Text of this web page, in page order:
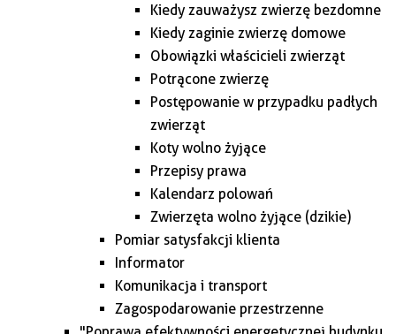
Kiedy zauważysz zwierzę bezdomne
Kiedy zaginie zwierzę domowe
Obowiązki właścicieli zwierząt
Potrącone zwierzę
Postępowanie w przypadku padłych
zwierząt
Koty wolno żyjące
Przepisy prawa
Kalendarz polowań
Zwierzęta wolno żyjące (dzikie)
Pomiar satysfakcji klienta
Informator
Komunikacja i transport
Zagospodarowanie przestrzenne